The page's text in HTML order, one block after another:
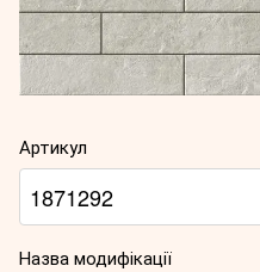
Артикул
1871292
Назва модифікації